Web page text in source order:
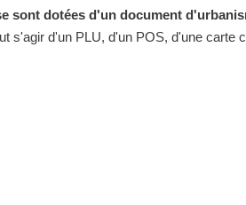
sont dotées d'un document
s'agir d'un PLU, d'un POS, d'une carte